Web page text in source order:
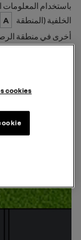
باستخدام المعلومات
الخلفية (المنطقة
A
أخرى في منطقة
تم تعشيق ترس
أثناء توقف
cookies